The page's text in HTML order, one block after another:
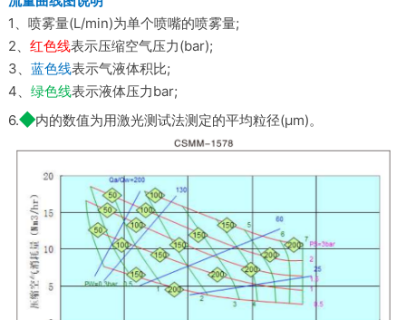
1、喷雾量(L/min)为单个喷嘴的喷雾量;
2、 红色线表示压缩空气压力(bar);
3、 蓝色线表示气液体积比;
4、 绿色线表示液体压力bar;
6.◆内的数值为用激光测试法测定的平均粒径(μm)。